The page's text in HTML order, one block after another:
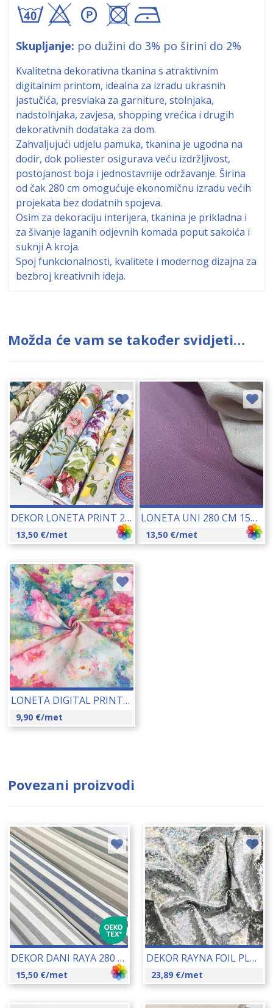
bxA+!
Skupljanje: po dužini do 3% po širini do 2%
Kvalitetna dekorativna tkanina s atraktivnim
digitalnim printom, idealna za izradu ukrasnih
jastučića, presvlaka za garniture, stolnjaka,
nadstolnjaka, zavjesa, shopping vrećica i drugih
dekorativnih dodataka za dom.
Zahvaljujući udjelu pamuka, tkanina je ugodna na
dodir, dok poliester osigurava veću izdržljivost,
postojanost boja i jednostavnije održavanje. Širina
od čak 280 cm omogućuje ekonomičnu izradu većih
projekata bez dodatnih spojeva.
Osim za dekoraciju interijera, tkanina je prikladna i
za šivanje laganih odjevnih komada poput sakoića i
suknji A kroja.
Spoj funkcionalnosti, kvalitete i modernog dizajna za
bezbroj kreativnih ideja.
Možda će vam se također svidjeti…
DEKOR LONETA PRINT 280 CM 15021
13,50 €/met
LONETA UNI 280 CM 15385
13,50 €/met
LONETA DIGITAL PRINT 140 CM 26082-5129-ROSA
9,90 €/met
Povezani proizvodi
DEKOR DANI RAYA 280 CM 19197
15,50 €/met
DEKOR RAYNA FOIL PLATA 140 CM 19196
23,89 €/met